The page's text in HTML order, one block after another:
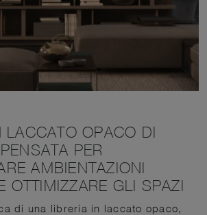
LACCATO OPACO DI
PER
AMBIENTAZIONI
OTTIMIZZARE GLI SPAZI
di una libreria in laccato opaco,